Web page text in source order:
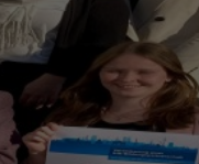
Suchen